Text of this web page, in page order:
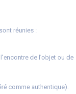
réunies :
de l’objet ou de
comme authentique).